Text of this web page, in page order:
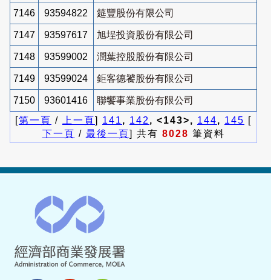
7146 93594822 筵豐股份有限公司
7147 93597617 旭埕投資股份有限公司
7148 93599002 潤葉控股股份有限公司
7149 93599024 鉅客德饕股份有限公司
7150 93601416
聯饗事業股份有限公司
[第一頁 / 上一頁] 141 , 142 , <143>, 144, 145 [
下一頁 / 最後一頁] 共有 8028 筆資料